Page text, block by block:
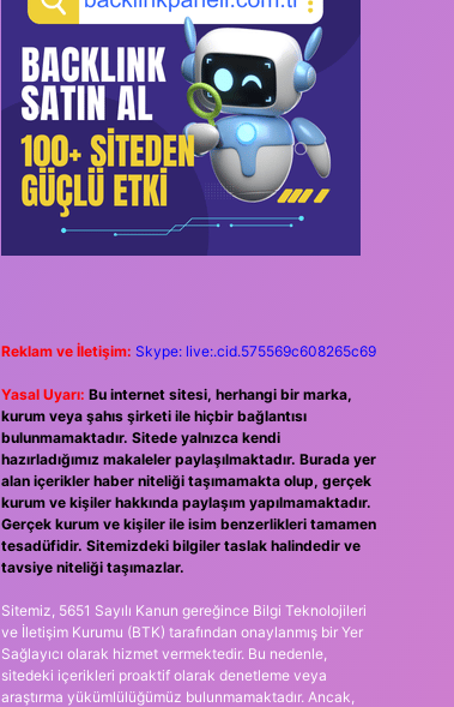
Reklam ve İletişim: Skype: live:.cid.575569c608265c69
Yasal Uyarı: Bu internet sitesi, herhangi bir marka,
kurum veya şahıs şirketi ile hiçbir bağlantısı
bulunmamaktadır. Sitede yalnızca kendi
hazırladığımız makaleler paylaşılmaktadır. Burada yer
alan içerikler haber niteliği taşımamakta olup, gerçek
kurum ve kişiler hakkında paylaşım yapılmamaktadır.
Gerçek kurum ve kişiler ile isim benzerlikleri tamamen
tesadüfidir. Sitemizdeki bilgiler taslak halindedir ve
tavsiye niteliği taşımazlar.
Sitemiz, 5651 Sayılı Kanun gereğince Bilgi Teknolojileri
ve İletişim Kurumu (BTK) tarafından onaylanmış bir Yer
Sağlayıcı olarak hizmet vermektedir. Bu nedenle,
sitedeki içerikleri proaktif olarak denetleme veya
araştırma yükümlülüğümüz bulunmamaktadır. Ancak,